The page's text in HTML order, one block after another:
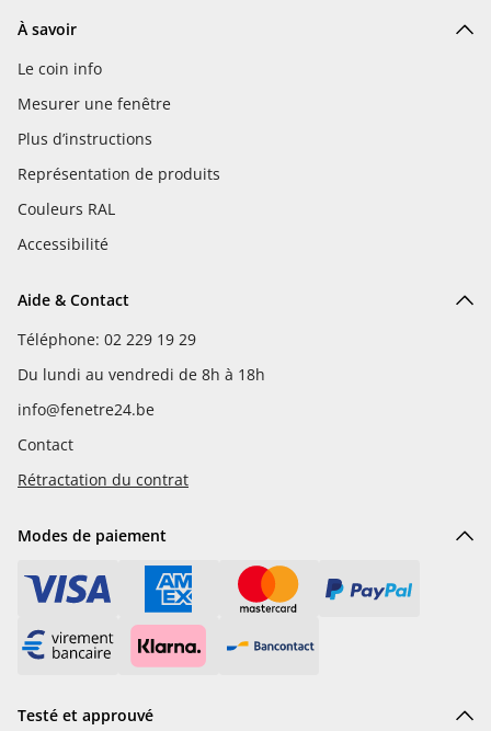
À savoir
Le coin info
Mesurer une fenêtre
Plus d’instructions
Représentation de produits
Couleurs RAL
Accessibilité
Aide & Contact
Téléphone: 02 229 19 29
Du lundi au vendredi de 8h à 18h
info@fenetre24.be
Contact
Rétractation du contrat
Modes de paiement
Testé et approuvé